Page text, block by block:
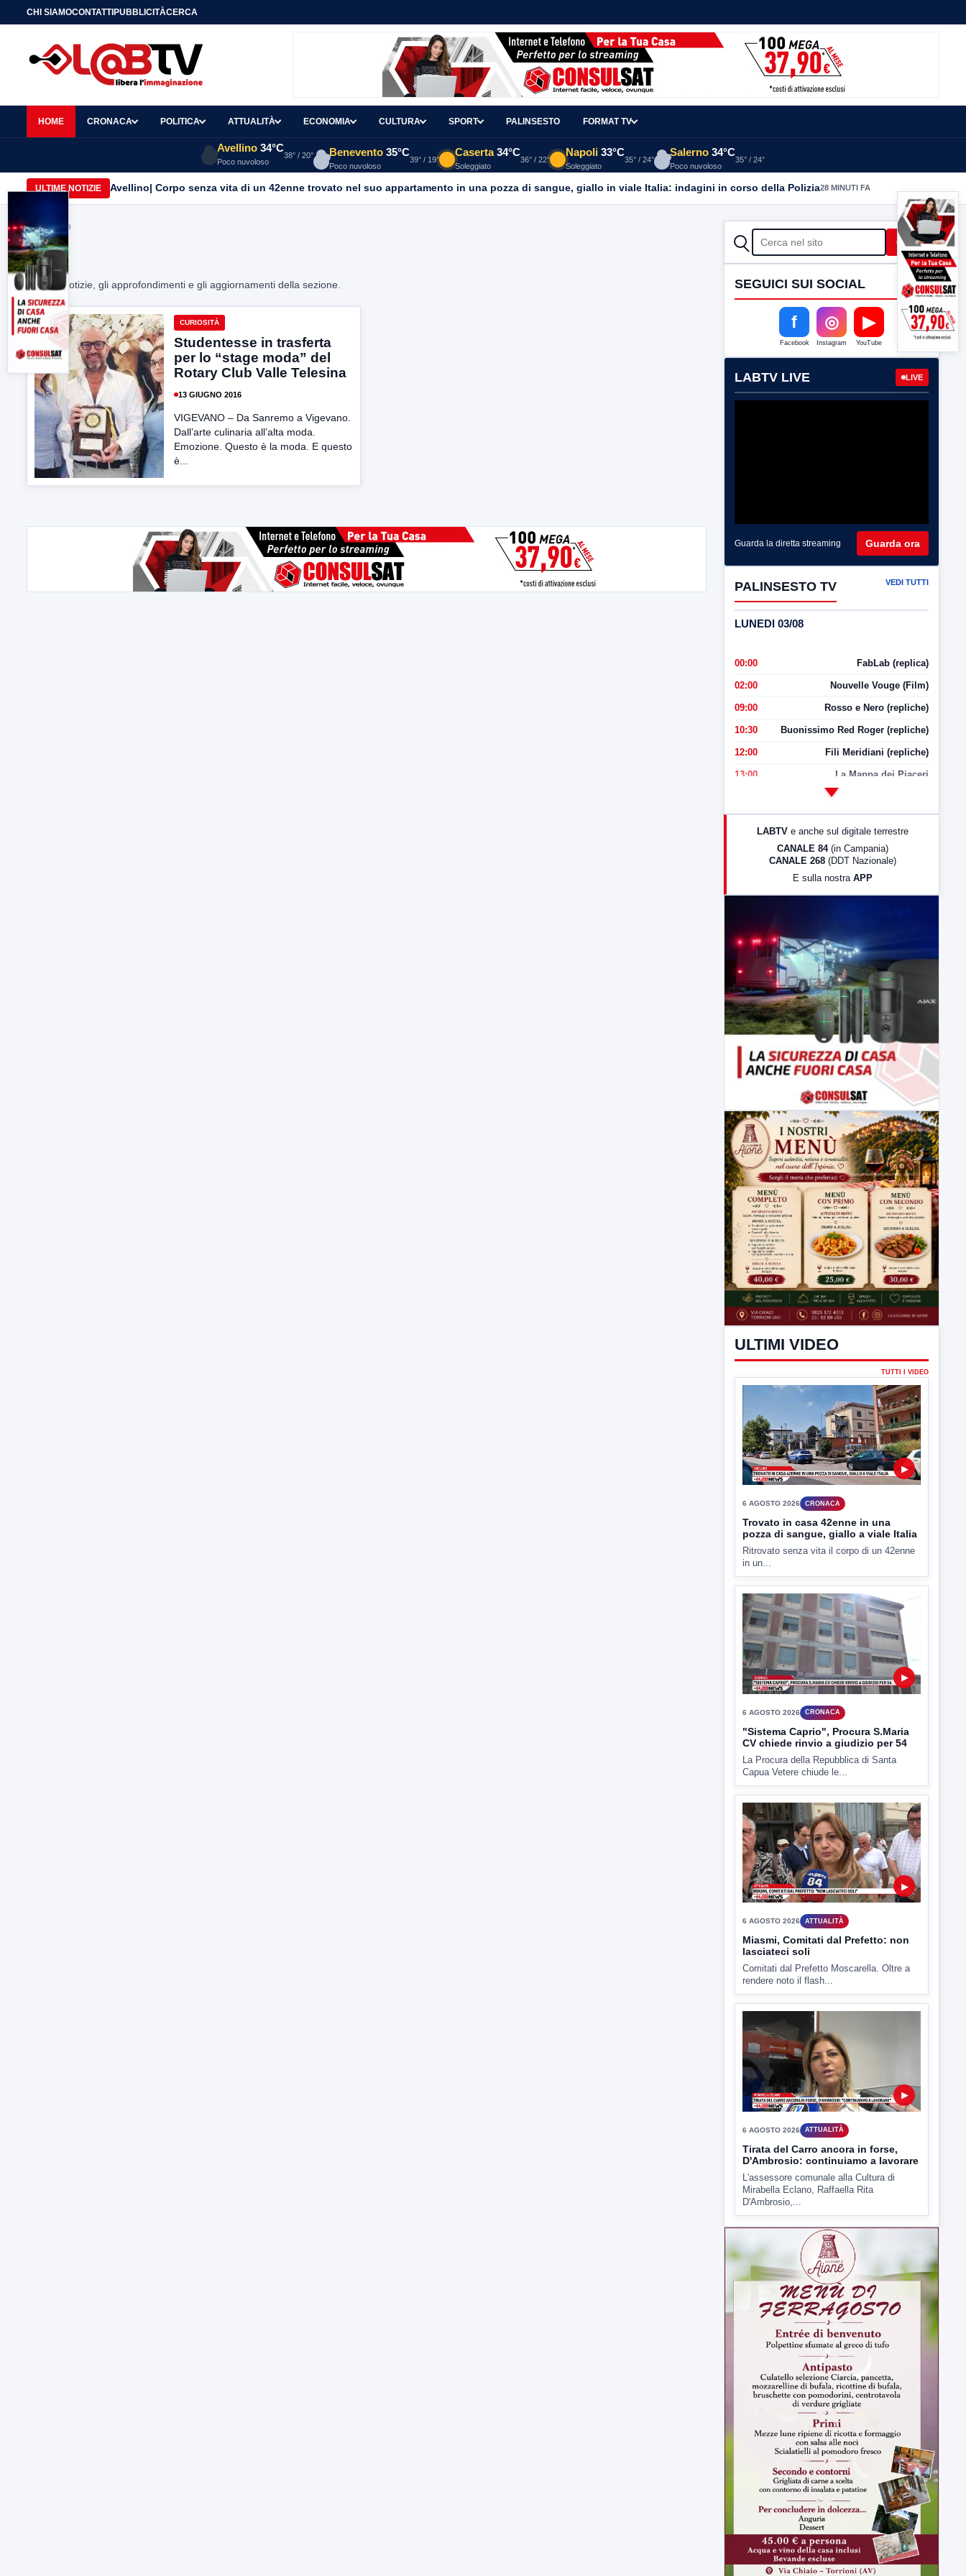
CHI SIAMOCONTATTIPUBBLICITÀCERCA
HOME CRONACA POLITICA ATTUALITÀ ECONOMIA CULTURA SPORT PALINSESTO FORMAT TV
Avellino 34°C
Poco nuvoloso
38° / 20° Benevento 35°C
Poco nuvoloso
39° / 19°
Caserta 34°C
Soleggiato
36° / 22°
Napoli 33°C
Soleggiato
35° / 24°
Salerno 34°C
Poco nuvoloso
35° / 24°
ULTIME NOTIZIE Avellino| Corpo senza vita di un 42enne trovato nel suo appartamento in una pozza di sangue, giallo in viale Italia: indagini in corso della Polizia28 MINUTI FA
Home> wh
WH
Tutte le notizie, gli approfondimenti e gli aggiornamenti della sezione.
CURIOSITÀ
Studentesse in trasferta
per lo “stage moda” del
Rotary Club Valle Telesina
13 GIUGNO 2016
VIGEVANO – Da Sanremo a Vigevano.
Dall’arte culinaria all’alta moda.
Emozione. Questo è la moda. E questo
è...
CERCA Cerca
SEGUICI SUI SOCIAL
f
Facebook
◎
Instagram
▶
YouTube
LABTV LIVE LIVE
Guarda la diretta streaming Guarda ora
PALINSESTO TV VEDI TUTTI
LUNEDI 03/08
00:00 FabLab (replica)
02:00 Nouvelle Vouge (Film)
09:00 Rosso e Nero (repliche)
10:30 Buonissimo Red Roger (repliche)
12:00 Fili Meridiani (repliche)
13:00 La Mappa dei Piaceri
LabNews (Diretta)
LABTV e anche sul digitale terrestre
CANALE 84 (in Campania)
CANALE 268 (DDT Nazionale)
E sulla nostra APP
ULTIMI VIDEO
TUTTI I VIDEO
▶
6 AGOSTO 2026 CRONACA
Trovato in casa 42enne in una
pozza di sangue, giallo a viale Italia
Ritrovato senza vita il corpo di un 42enne
▶
6 AGOSTO 2026 CRONACA
"Sistema Caprio", Procura S.Maria
CV chiede rinvio a giudizio per 54
La Procura della Repubblica di Santa
6 AGOSTO 2026 ATTUALITÀ
Miasmi, Comitati dal Prefetto: non
lasciateci soli
Comitati dal Prefetto Moscarella. Oltre a
6 AGOSTO 2026 ATTUALITÀ
Tirata del Carro ancora in forse,
D'Ambrosio: continuiamo a lavorare
L'assessore comunale alla Cultura di
Mirabella Eclano, Raffaella Rita